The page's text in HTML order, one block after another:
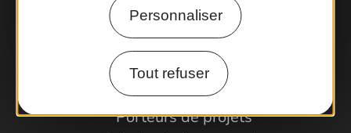
Personnaliser
Tout refuser
Espace Pro
Observatoire
Partenaires et Pros
Porteurs de projets